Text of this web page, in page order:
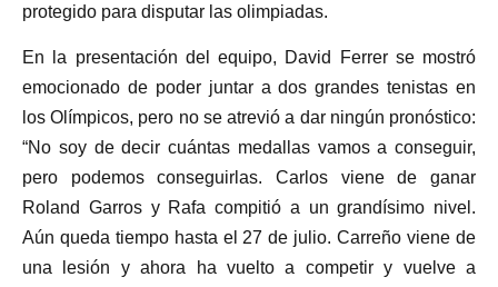
protegido para disputar las olimpiadas.
En la presentación del equipo, David Ferrer se mostró
emocionado de poder juntar a dos grandes tenistas en
los Olímpicos, pero no se atrevió a dar ningún pronóstico:
“No soy de decir cuántas medallas vamos a conseguir,
pero podemos conseguirlas. Carlos viene de ganar
Roland Garros y Rafa compitió a un grandísimo nivel.
Aún queda tiempo hasta el 27 de julio. Carreño viene de
una lesión y ahora ha vuelto a competir y vuelve a